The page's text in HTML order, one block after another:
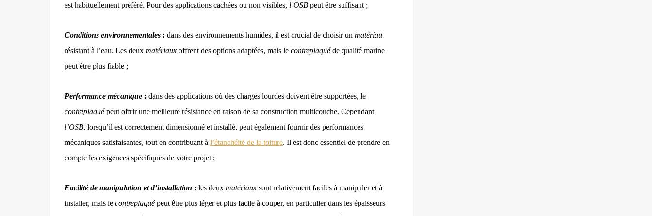
est habituellement préféré. Pour des applications cachées ou non visibles, l’OSB peut être suffisant ;
Conditions environnementales : dans des environnements humides, il est crucial de choisir un matériau
résistant à l’eau. Les deux matériaux offrent des options adaptées, mais le contreplaquéde qualité marine
peut être plus fiable ;
Performance mécanique : dans des applications où des charges lourdes doivent être supportées, le
contreplaquépeut offrir une meilleure résistance en raison de sa construction multicouche. Cependant,
l’OSB, lorsqu’il est correctement dimensionné et installé, peut également fournir des performances
mécaniques satisfaisantes, tout en contribuant à l’étanchéité de la toiture. Il est donc essentiel de prendre en
compte les exigences spécifiques de votre projet ;
Facilité de manipulation et d’installation : les deux matériaux sont relativement faciles à manipuler et à
installer, mais le contreplaquépeut être plus léger et plus facile à couper, en particulier dans les épaisseurs